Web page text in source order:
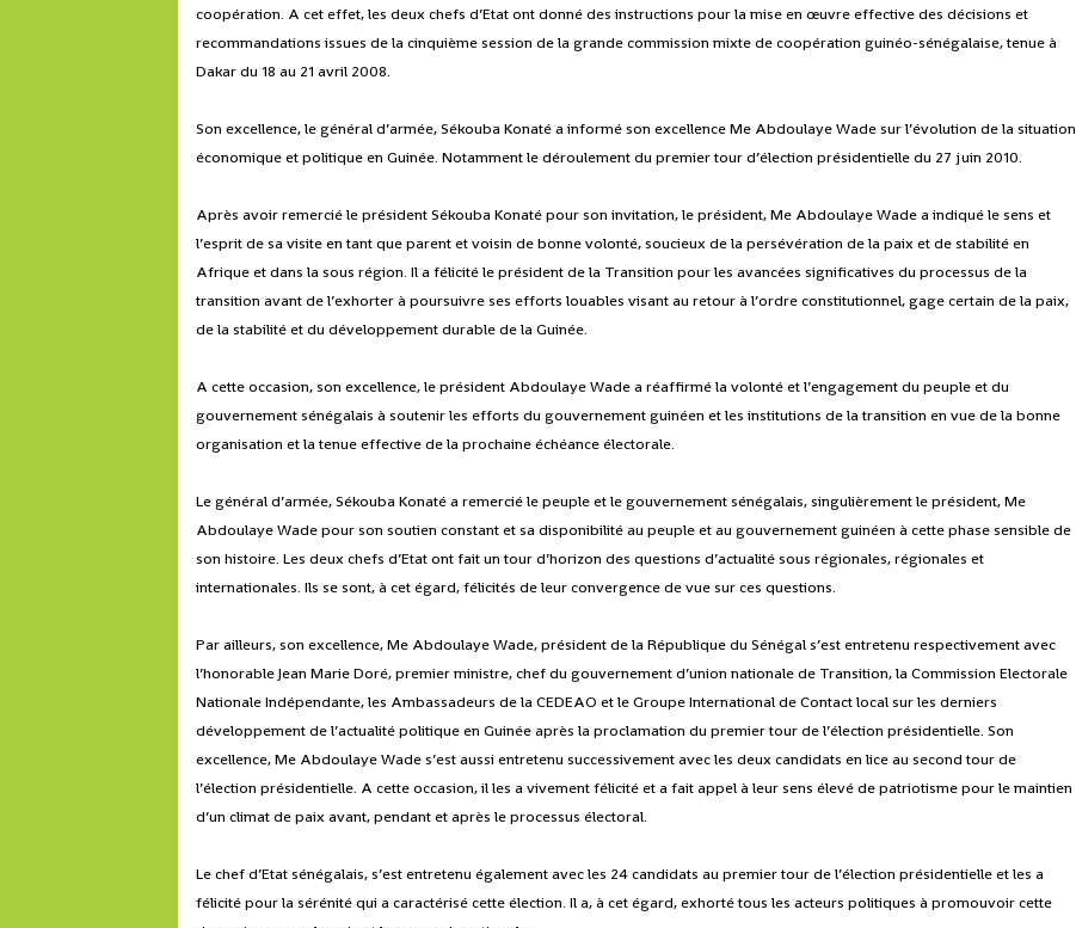
coopération. A cet effet, les deux chefs d’Etat ont donné des instructions pour la mise en œuvre effective des décisions et
recommandations issues de la cinquième session de la grande commission mixte de coopération guinéo-sénégalaise, tenue à
Dakar du 18 au 21 avril 2008.
Son excellence, le général d’armée, Sékouba Konaté a informé son excellence Me Abdoulaye Wade sur l’évolution de la situation
économique et politique en Guinée. Notamment le déroulement du premier tour d’élection présidentielle du 27 juin 2010.
Après avoir remercié le président Sékouba Konaté pour son invitation, le président, Me Abdoulaye Wade a indiqué le sens et
l’esprit de sa visite en tant que parent et voisin de bonne volonté, soucieux de la persévération de la paix et de stabilité en
Afrique et dans la sous région. Il a félicité le président de la Transition pour les avancées significatives du processus de la
transition avant de l’exhorter à poursuivre ses efforts louables visant au retour à l’ordre constitutionnel, gage certain de la paix,
de la stabilité et du développement durable de la Guinée.
A cette occasion, son excellence, le président Abdoulaye Wade a réaffirmé la volonté et l’engagement du peuple et du
gouvernement sénégalais à soutenir les efforts du gouvernement guinéen et les institutions de la transition en vue de la bonne
organisation et la tenue effective de la prochaine échéance électorale.
Le général d’armée, Sékouba Konaté a remercié le peuple et le gouvernement sénégalais, singulièrement le président, Me
Abdoulaye Wade pour son soutien constant et sa disponibilité au peuple et au gouvernement guinéen à cette phase sensible de
son histoire. Les deux chefs d’Etat ont fait un tour d’horizon des questions d’actualité sous régionales, régionales et
internationales. Ils se sont, à cet égard, félicités de leur convergence de vue sur ces questions.
Par ailleurs, son excellence, Me Abdoulaye Wade, président de la République du Sénégal s’est entretenu respectivement avec
l’honorable Jean Marie Doré, premier ministre, chef du gouvernement d’union nationale de Transition, la Commission Electorale
Nationale Indépendante, les Ambassadeurs de la CEDEAO et le Groupe International de Contact local sur les derniers
développement de l’actualité politique en Guinée après la proclamation du premier tour de l’élection présidentielle. Son
excellence, Me Abdoulaye Wade s’est aussi entretenu successivement avec les deux candidats en lice au second tour de
l’élection présidentielle. A cette occasion, il les a vivement félicité et a fait appel à leur sens élevé de patriotisme pour le maintien
d’un climat de paix avant, pendant et après le processus électoral.
Le chef d’Etat sénégalais, s’est entretenu également avec les 24 candidats au premier tour de l’élection présidentielle et les a
félicité pour la sérénité qui a caractérisé cette élection. Il a, à cet égard, exhorté tous les acteurs politiques à promouvoir cette